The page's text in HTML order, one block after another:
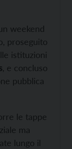
weekend
proseguito
istituzioni
, e concluso
pubblica
le tappe
ma
lungo il